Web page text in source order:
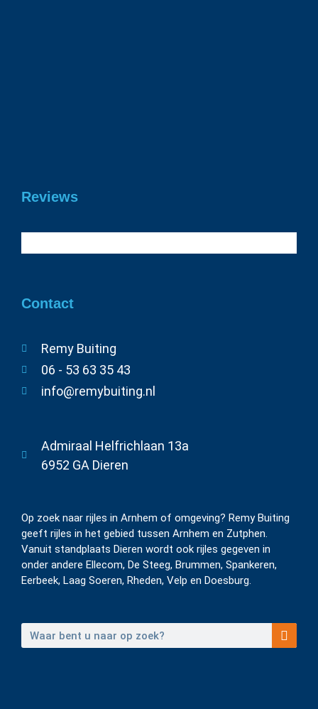
Reviews
Contact
Remy Buiting
06 - 53 63 35 43
info@remybuiting.nl
Admiraal Helfrichlaan 13a
6952 GA Dieren
Op zoek naar rijles in Arnhem of omgeving? Remy Buiting
geeft rijles in het gebied tussen Arnhem en Zutphen.
Vanuit standplaats Dieren wordt ook rijles gegeven in
onder andere Ellecom, De Steeg, Brummen, Spankeren,
Eerbeek, Laag Soeren, Rheden, Velp en Doesburg.